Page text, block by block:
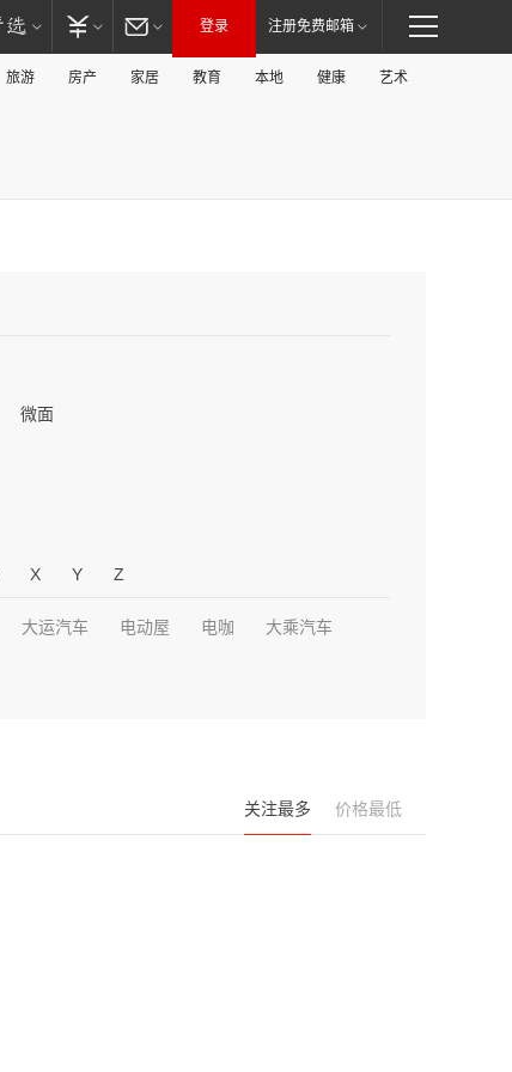
登录 注册免费邮箱
旅游 房产 家居 教育 本地 健康 艺术
微面
X Y Z
大运汽车 电动屋 电咖 大乘汽车
关注最多 价格最低